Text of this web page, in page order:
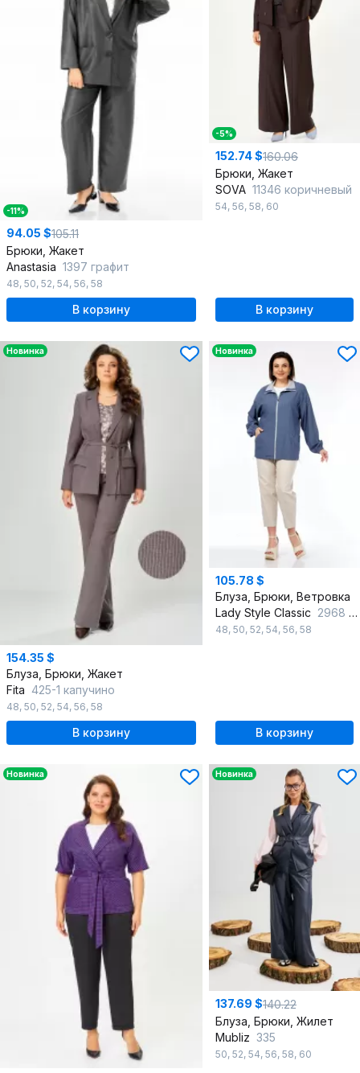
-11%
94.05 $105.11
Брюки, Жакет
Anastasia 1397 графит
48, 50, 52, 54, 56, 58
В корзину
-5%
152.74 $160.06
Брюки, Жакет
SOVA 11346 коричневый
54, 56, 58, 60
В корзину
Новинка
154.35 $
Блуза, Брюки, Жакет
Fita 425-1 капучино
48, 50, 52, 54, 56, 58
В корзину
Новинка
105.78 $
Блуза, Брюки, Ветровка
Lady Style Classic 2968 голубой_с_бежевый
48, 50, 52, 54, 56, 58
В корзину
Новинка Новинка
137.69 $140.22
Блуза, Брюки, Жилет
Mubliz 335
50, 52, 54, 56, 58, 60